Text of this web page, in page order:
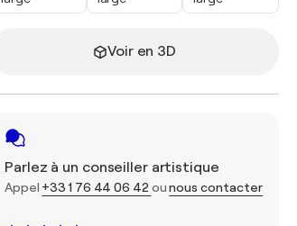
Voir en 3D
Parlez à un conseiller artistique
Appel +33 1 76 44 06 42 ounous contacter